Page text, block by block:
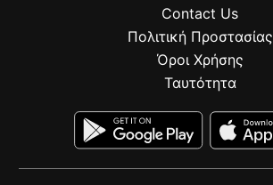
Contact Us
Πολιτική Προστασίας
Όροι Χρήσης
Ταυτότητα